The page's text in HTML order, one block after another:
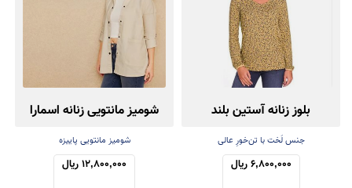
بلوز زنانه آستین بلند
جنس لَخت با تن‌خورِ عالی
6,800,000 ریال
شومیز مانتویی زنانه اسمارا
شومیز مانتویی پاییزه
12,800,000 ریال